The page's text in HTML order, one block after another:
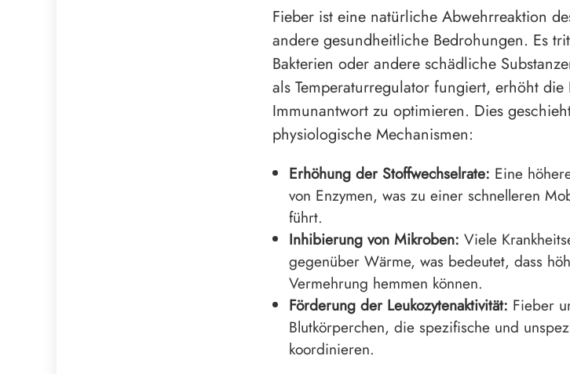
Fieber ist eine natürliche Abwehrreaktion
andere gesundheitliche Bedrohungen. Es
Bakterien oder andere schädliche
als Temperaturregulator fungiert, erhöht
Immunantwort zu optimieren. Dies
physiologische Mechanismen:
Erhöhung der Stoffwechselrate: Eine
von Enzymen, was zu einer schnelleren
führt.
Inhibierung von Mikroben: Viele
gegenüber Wärme, was bedeutet, dass
Vermehrung hemmen können.
Förderung der Leukozytenaktivität: Fieber
Blutkörperchen, die spezifische und
koordinieren.